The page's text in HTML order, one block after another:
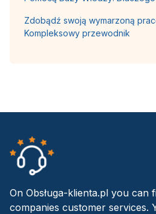
Zdobądź swoją wymarzoną
Kompleksowy przewodnik
On Obsługa-klienta.pl you
companies customer services.